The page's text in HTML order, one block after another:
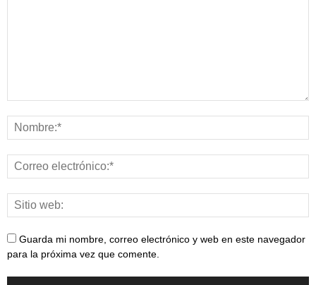
Guarda mi nombre, correo electrónico y web en este navegador
para la próxima vez que comente.